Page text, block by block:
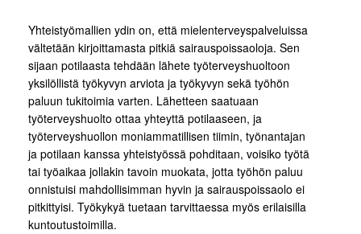
Yhteistyömallien ydin on, että mielenterveyspalveluissa
vältetään kirjoittamasta pitkiä sairauspoissaoloja. Sen
sijaan potilaasta tehdään lähete työterveyshuoltoon
yksilöllistä työkyvyn arviota ja työkyvyn sekä työhön
paluun tukitoimia varten. Lähetteen saatuaan
työterveyshuolto ottaa yhteyttä potilaaseen, ja
työterveyshuollon moniammatillisen tiimin, työnantajan
ja potilaan kanssa yhteistyössä pohditaan, voisiko työtä
tai työaikaa jollakin tavoin muokata, jotta työhön paluu
onnistuisi mahdollisimman hyvin ja sairauspoissaolo ei
pitkittyisi. Työkykyä tuetaan tarvittaessa myös erilaisilla
kuntoutustoimilla.